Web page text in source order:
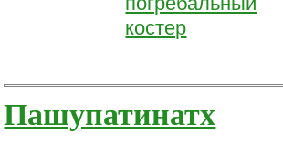
Пашупатинатх